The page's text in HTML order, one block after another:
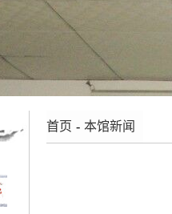
首页 - 本馆新闻